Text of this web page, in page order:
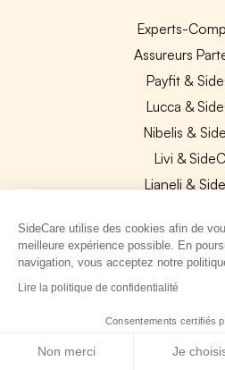
Experts-
Assureurs
Payfit &
Lucca &
Nibelis &
Livi &
Lianeli &
API &
API
Les SIRH / Systèmes
A
SideCare utilise des cookies afin de
meilleure expérience possible. En
navigation, vous acceptez notre
Lire la politique de confidentialité
Consentements certifiés
Non merci Je